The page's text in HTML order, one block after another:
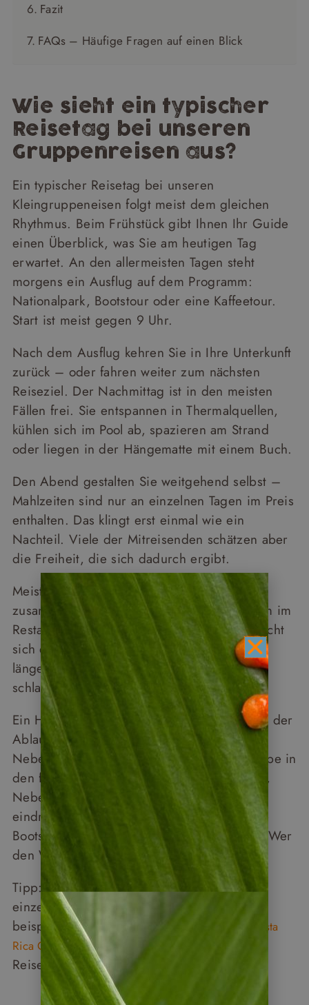
Fazit
FAQs – Häufige Fragen auf einen Blick
Wie sieht ein typischer
Reisetag bei unseren
Gruppenreisen aus?
Ein typischer Reisetag bei unseren
Kleingruppeneisen folgt meist dem gleichen
Rhythmus. Beim Frühstück gibt Ihnen Ihr Guide
einen Überblick, was Sie am heutigen Tag
erwartet. An den allermeisten Tagen steht
morgens ein Ausflug auf dem Programm:
Nationalpark, Bootstour oder eine Kaffeetour.
Start ist meist gegen 9 Uhr.
Nach dem Ausflug kehren Sie in Ihre Unterkunft
zurück – oder fahren weiter zum nächsten
Reiseziel. Der Nachmittag ist in den meisten
Fällen frei. Sie entspannen in Thermalquellen,
kühlen sich im Pool ab, spazieren am Strand
oder liegen in der Hängematte mit einem Buch.
Den Abend gestalten Sie weitgehend selbst –
Mahlzeiten sind nur an einzelnen Tagen im Preis
enthalten. Das klingt erst einmal wie ein
Nachteil. Viele der Mitreisenden schätzen aber
die Freiheit, die sich dadurch ergibt.
Meist findet schließt sich die Reisegruppe
zusammen. Entweder speist man gemeinsam im
Restaurant des Hotels. Oder die Gruppe sucht
sich ein Restaurant in der Nähe. Wer noch
länger plaudern möchte, tut das. Wer früh
schlafen gehen möchte, geht früh schlafen.
Ein Hinweis: An manchen Tagen ändert sich der
Ablauf. Für die Wanderung im Monteverde
Nebelwald brechen Sie mit Ihrer Reisegruppe in
den frühen Morgenstunden auf – weil Tiere,
Nebel und Stille genau dann am
eindrucksvollsten sind. Ähnliches gilt für die
Bootstour durch die Kanäle von Tortuguero. Wer
den Wecker stellt, wird belohnt.
Tipp: Wie ein typischer Reiseverlauf mit
einzelnen Reisetagen aussieht, sehen Sie
beispielsweise bei unserer
zweiwöchigen Costa
Rica Gruppenreise
mit deutschsprachiger
Reiseleitung in kleiner Gruppe.